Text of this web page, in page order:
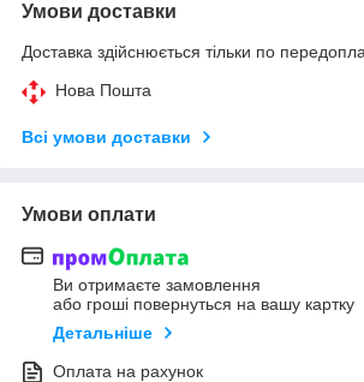
Умови доставки
Доставка здійснюється тільки по
Нова Пошта
Всі умови доставки
Умови оплати
Ви отримаєте замовлення
або гроші повернуться на вашу картку
Детальніше
Оплата на рахунок